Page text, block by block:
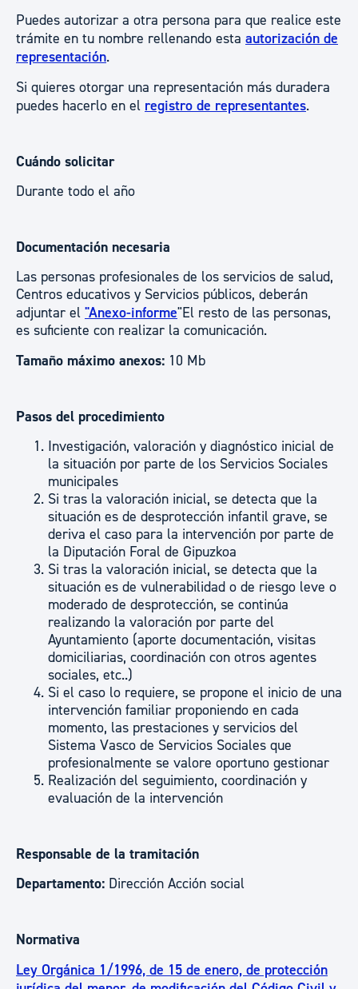
Puedes autorizar a otra persona para que realice este
trámite en tu nombre rellenando esta autorización de
representación.
Si quieres otorgar una representación más duradera
puedes hacerlo en el registro de representantes.
Cuándo solicitar
Durante todo el año
Documentación necesaria
Las personas profesionales de los servicios de salud,
Centros educativos y Servicios públicos, deberán
adjuntar el "Anexo-informe"El resto de las personas,
es suficiente con realizar la comunicación.
Tamaño máximo anexos: 10 Mb
Pasos del procedimiento
Investigación, valoración y diagnóstico inicial de
la situación por parte de los Servicios Sociales
municipales
Si tras la valoración inicial, se detecta que la
situación es de desprotección infantil grave, se
deriva el caso para la intervención por parte de
la Diputación Foral de Gipuzkoa
Si tras la valoración inicial, se detecta que la
situación es de vulnerabilidad o de riesgo leve o
moderado de desprotección, se continúa
realizando la valoración por parte del
Ayuntamiento (aporte documentación, visitas
domiciliarias, coordinación con otros agentes
sociales, etc..)
Si el caso lo requiere, se propone el inicio de una
intervención familiar proponiendo en cada
momento, las prestaciones y servicios del
Sistema Vasco de Servicios Sociales que
profesionalmente se valore oportuno gestionar
Realización del seguimiento, coordinación y
evaluación de la intervención
Responsable de la tramitación
Departamento: Dirección Acción social
Normativa
Ley Orgánica 1/1996, de 15 de enero, de protección